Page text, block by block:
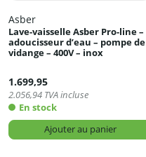
Asber
Lave-vaisselle Asber Pro-line –
adoucisseur d’eau – pompe de
vidange – 400V – inox
1.699,95
2.056,94 TVA incluse
En stock
Ajouter au panier